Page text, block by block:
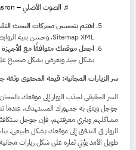
♬ الصوت الأصلي – Mo3asron معاصرون – Mo3asron معاصرون
اهتم بتحسين محركات البحث
Sitemap XML، وحسن بنية الروابط الدائمة.
اجعل موقعك متوافقًا مع الأجهزة
بشكل جيد ويعرض بشكل صحيح على
سر الزيارات المجانية: قيمة المحتوى
السر الحقيقي لجذب الزوار إلى موقعك
جوجل ويثق به جمهورك المستهدف. عندما
مشاكلهم ويثري معرفتهم، فإن جوجل
الزوار في التدفق إلى موقعك بشكل طبيعي.
طويل الأمد يؤتي ثماره على شكل زيارات